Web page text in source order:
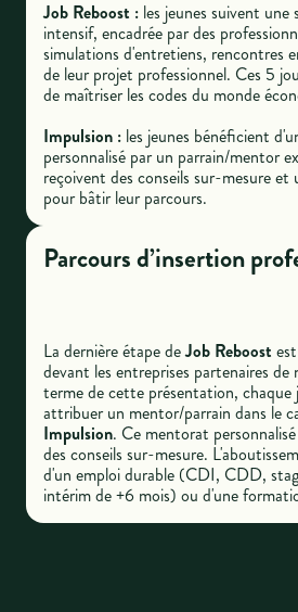
Job Reboost : les jeunes suivent une
intensif, encadrée par des
simulations d'entretiens, rencontres
de leur projet professionnel. Ces 5
de maîtriser les codes du monde
Impulsion : les jeunes bénéficient
personnalisé par un parrain/mentor
reçoivent des conseils sur-mesure et
pour bâtir leur parcours.
Parcours d’insertion
La dernière étape deJob Reboost
devant les entreprises partenaires de
terme de cette présentation, chaque
attribuer un mentor/parrain dans le
Impulsion. Ce mentorat
des conseils sur-mesure.
d'un emploi durable (CDI, CDD,
intérim de +6 mois) ou d'une